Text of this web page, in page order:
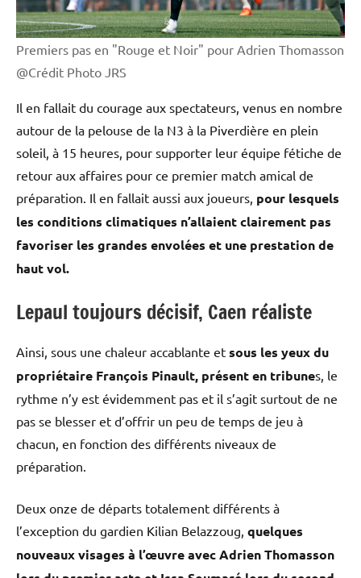
Premiers pas en "Rouge et Noir" pour Adrien Thomasson
@Crédit Photo JRS
Il en fallait du courage aux spectateurs, venus en nombre
autour de la pelouse de la N3 à la Piverdière en plein
soleil, à 15 heures, pour supporter leur équipe fétiche de
retour aux affaires pour ce premier match amical de
préparation. Il en fallait aussi aux joueurs, pour lesquels
les conditions climatiques n’allaient clairement pas
favoriser les grandes envolées et une prestation de
haut vol.
Lepaul toujours décisif, Caen réaliste
Ainsi, sous une chaleur accablante et sous les yeux du
propriétaire François Pinault, présent en tribunes, le
rythme n’y est évidemment pas et il s’agit surtout de ne
pas se blesser et d’offrir un peu de temps de jeu à
chacun, en fonction des différents niveaux de
préparation.
Deux onze de départs totalement différents à
l’exception du gardien Kilian Belazzoug, quelques
nouveaux visages à l’œuvre avec Adrien Thomasson